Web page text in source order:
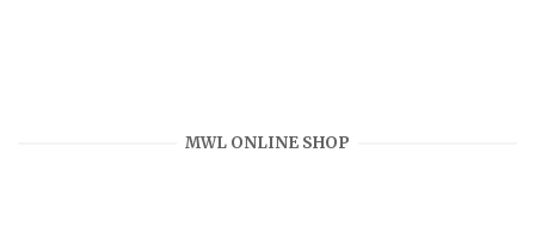
MWL ONLINE SHOP